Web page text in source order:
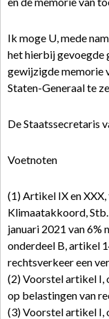
Ik moge U, mede
het hierbij gevoegde
gewijzigde memorie
Staten-Generaal te
De Staatssecretaris
Voetnoten
(1) Artikel IX en
Klimaatakkoord,
januari 2021 van 6%
onderdeel B, artikel
rechtsverkeer een
(2) Voorstel artikel I,
op belastingen van
(3) Voorstel artikel I,